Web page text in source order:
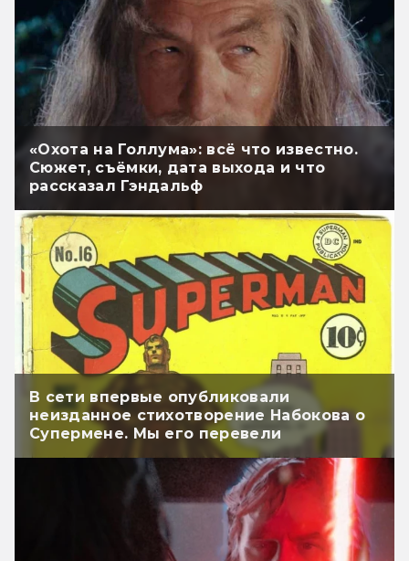
«Охота на Голлума»: всё что известно.
Сюжет, съёмки, дата выхода и что
рассказал Гэндальф
В сети впервые опубликовали
неизданное стихотворение Набокова о
Супермене. Мы его перевели